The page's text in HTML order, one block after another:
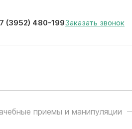
(3952) 480-199Заказать звонок
приемы и манипуляции